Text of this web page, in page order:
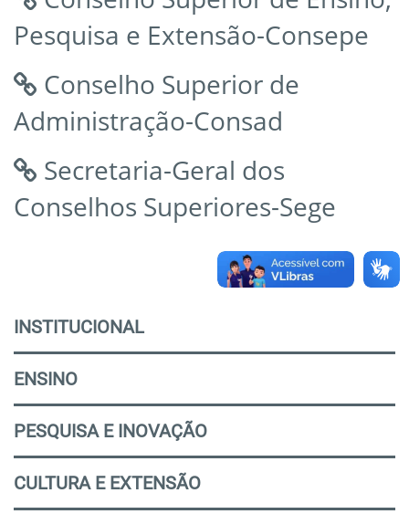
Pesquisa e Extensão-Consepe
Conselho Superior de
Administração-Consad
Secretaria-Geral dos
Conselhos Superiores-Sege
INSTITUCIONAL
ENSINO
PESQUISA E INOVAÇÃO
CULTURA E EXTENSÃO